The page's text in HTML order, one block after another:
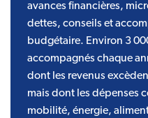
avances financières,
dettes, conseils et
budgétaire. Environ 3
accompagnés chaque
dont les revenus
mais dont les dépenses
mobilité, énergie,